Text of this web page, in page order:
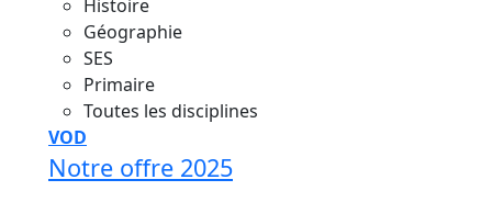
Histoire
Géographie
SES
Primaire
Toutes les disciplines
VOD
Notre offre 2025